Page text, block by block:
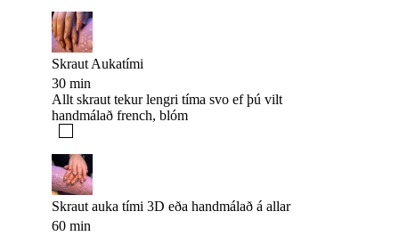
Skraut Aukatími
30 min
Allt skraut tekur lengri tíma svo ef þú vilt
handmálað french, blóm
Skraut auka tími 3D eða handmálað á allar
60 min